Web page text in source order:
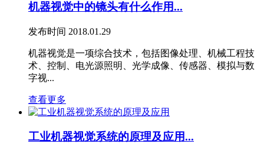
机器视觉中的镜头有什么作用...
发布时间 2018.01.29
机器视觉是一项综合技术，包括图像处理、机械工程技
术、控制、电光源照明、光学成像、传感器、模拟与数
字视...
查看更多
工业机器视觉系统的原理及应用...